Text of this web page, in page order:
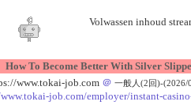
Volwassen inhoud
How To Become Better With Silver
www.tokai-job.com ＠ 一般人(2回)-(2026/
job.com/employer/instant-